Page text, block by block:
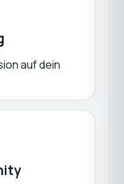
auf dein